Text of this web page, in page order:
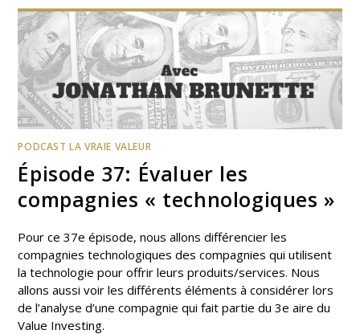
PODCAST LA VRAIE VALEUR
Épisode 37: Évaluer les
compagnies « technologiques »
Pour ce 37e épisode, nous allons différencier les
compagnies technologiques des compagnies qui utilisent
la technologie pour offrir leurs produits/services. Nous
allons aussi voir les différents éléments à considérer lors
de l’analyse d’une compagnie qui fait partie du 3e aire du
Value Investing.